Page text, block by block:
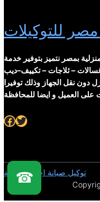
للتوكيلات
بمصر نتميز بتوفير خدمة
– ثلاجات – تكييف–ديب
دون نقل الجهاز وذلك توفيرا
على العميل و ايضا للمحافظة
Facebook Twitter
توكيل صيانة اجهزة منزلية
☎